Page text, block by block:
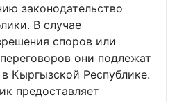
законодательство
В случае
споров или
они подлежат
Кыргызской Республике.
предоставляет